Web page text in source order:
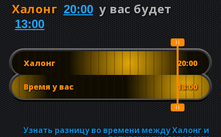
Халонг 20:00 у вас будет
13:00
Халонг 20:00
Время у вас 13:00
Узнать разницу во времени между Халонг и